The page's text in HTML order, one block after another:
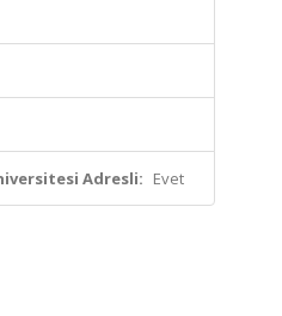
Adresli: Evet